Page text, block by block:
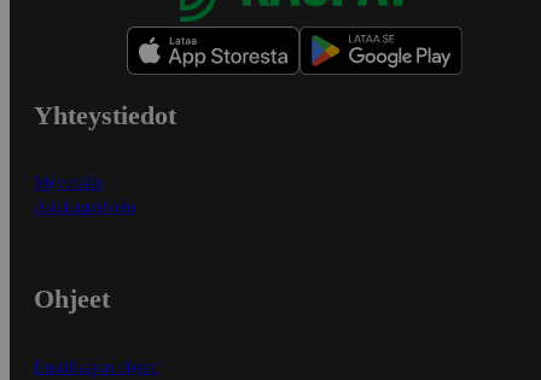
Yhteystiedot
Myymälät
Asiakaspalvelu
Ohjeet
Ensitilaajan ohjeet